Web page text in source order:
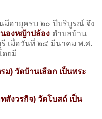
มีอายุครบ ๒๐ ปีบริบูรณ์ จึง
องหญ้าปล้อง ตำบลบ้าน
เมื่อวันที่ ๒๔ มีนาคม พ.ศ.
ดยมี
) วัดบ้านเลือก เป็นพระ
วรกิจ) วัดโบสถ์ เป็น